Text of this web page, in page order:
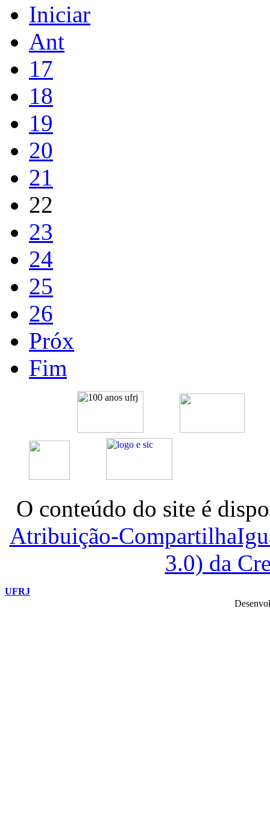
Iniciar
Ant
17
18
19
20
21
22
23
24
25
26
Próx
Fim
O conteúdo do site é
Atribuição-
3.0) da
UFRJ